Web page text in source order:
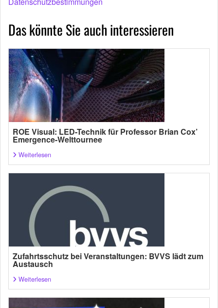
Das könnte Sie auch interessieren
ROE Visual: LED-Technik für Professor Brian Cox’
Emergence-Welttournee
Weiterlesen
Zufahrtsschutz bei Veranstaltungen: BVVS lädt zum
Austausch
Weiterlesen